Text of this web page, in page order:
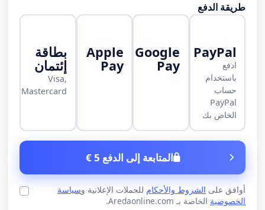
طريقة الدفع
PayPal
ادفع
باستخدام
حساب
PayPal
الخاص بك
Google
Pay
Apple
Pay
بطاقة
إئتمان
Visa,
Mastercard
المتابعة إلى الدفع 5 €
أوافق على الشروط والأحكام للحملات الإعلانية وسياسة
الخصوصية الخاصة بـ Aredaonline.com.